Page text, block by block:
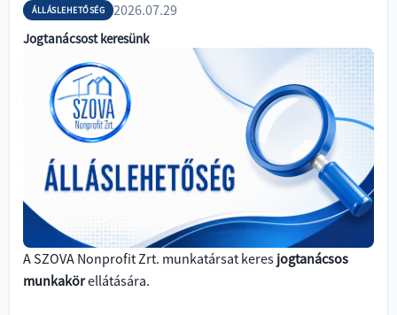
ÁLLÁSLEHETŐSÉG 2026.07.29
Jogtanácsost keresünk
A SZOVA Nonprofit Zrt. munkatársat keres jogtanácsos
munkakörellátására.